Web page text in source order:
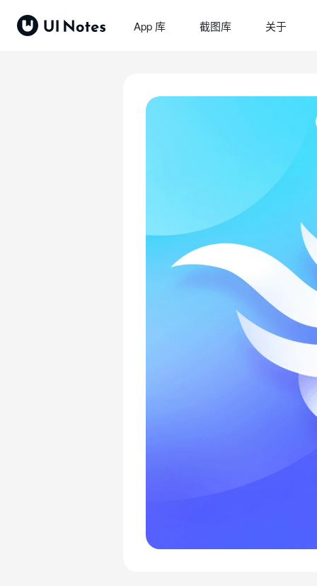
App 库 截图库 关于